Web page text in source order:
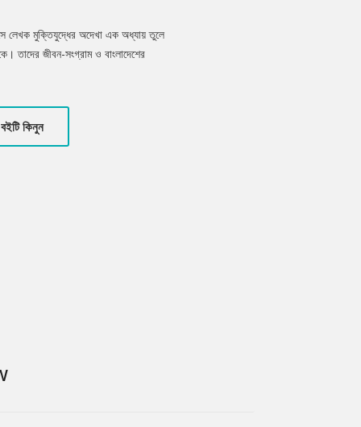
লেখক মুক্তিযুদ্ধের অদেখা এক অধ্যায় তুলে
তাদের জীবন-সংগ্রাম ও বাংলাদেশের
মাধ্যমে অর্জিত স্বপ্ন ভেঙে যাওয়ার কথা।
বইটি কিনুন